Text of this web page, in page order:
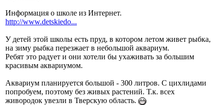
Информация о школе из Интернет.
http://www.detskiedo...
У детей этой школы есть пруд, в котором летом живет рыбка,
на зиму рыбка перезжает в небольшой аквариум.
Ребят это радует и они хотели бы ухаживать за большим
красивым аквариумом.
Аквариум планируется большой - 300 литров. С цихлидами
попробуем, поэтому без живых растений. Т.к. всех
живородок увезли в Тверскую область.